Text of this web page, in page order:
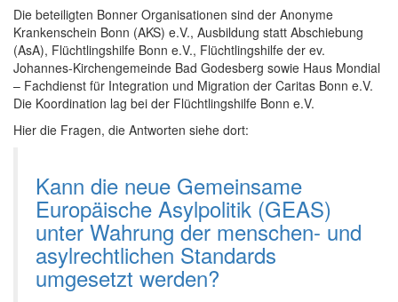
Die beteiligten Bonner Organisationen sind der Anonyme
Krankenschein Bonn (AKS) e.V., Ausbildung statt Abschiebung
(AsA), Flüchtlingshilfe Bonn e.V., Flüchtlingshilfe der ev.
Johannes-Kirchengemeinde Bad Godesberg sowie Haus Mondial
– Fachdienst für Integration und Migration der Caritas Bonn e.V.
Die Koordination lag bei der Flüchtlingshilfe Bonn e.V.
Hier die Fragen, die Antworten siehe dort:
Kann die neue Gemeinsame
Europäische Asylpolitik (GEAS)
unter Wahrung der menschen- und
asylrechtlichen Standards
umgesetzt werden?